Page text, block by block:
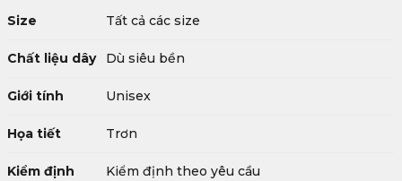
Size Tất cả các size
Chất liệu dây Dù siêu bền
Giới tính Unisex
Họa tiết Trơn
Kiểm định Kiểm định theo yêu cầu